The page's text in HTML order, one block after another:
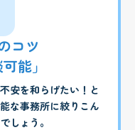
コツ
能」
安を和らげたい！と
な事務所に絞りこん
しょう。